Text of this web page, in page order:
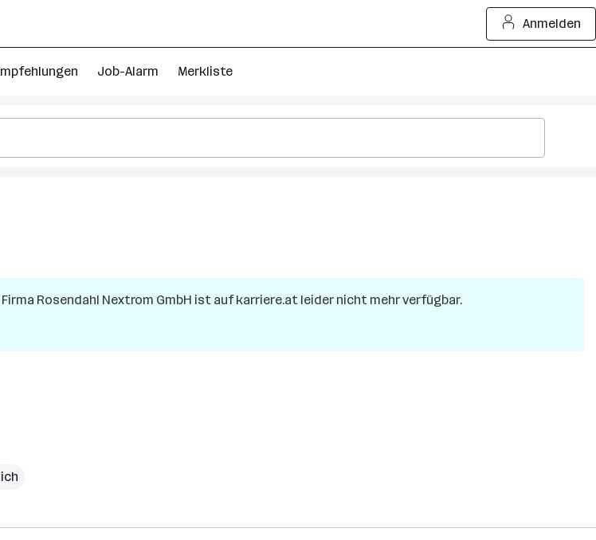
Anmelden
Job-Alarm Merkliste
Rosendahl Nextrom GmbH ist auf karriere.at leider nicht mehr verfügbar.